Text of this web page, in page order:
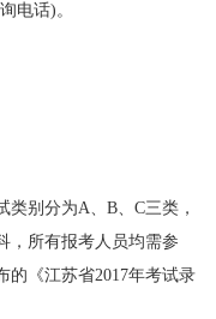
电话)。
别分为A、B、C三类，
，所有报考人员均需参
的《江苏省2017年考试录